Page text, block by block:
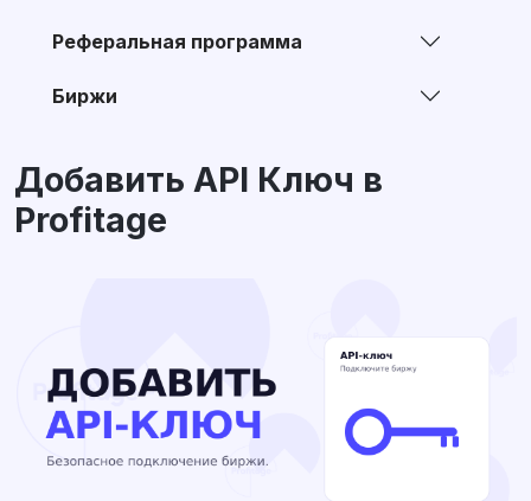
Реферальная программа
Биржи
Добавить API Ключ в
Profitage